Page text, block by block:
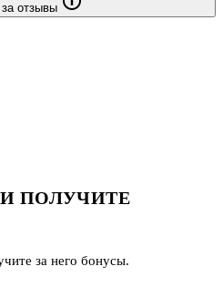
отзывы
ПОЛУЧИТЕ
за него бонусы.